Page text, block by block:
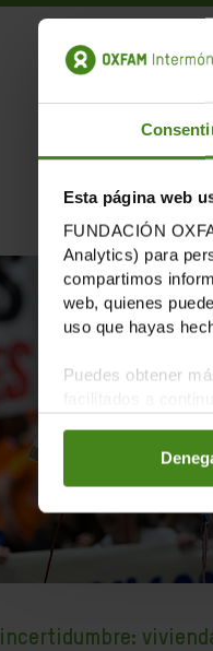
Esta página web
FUNDACIÓN
Analytics) para
compartimos
web, quienes
uso que hayas
Puedes obtener